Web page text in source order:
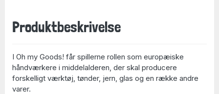
Produktbeskrivelse
I Oh my Goods! får spillerne rollen som europæiske
håndværkere i middelalderen, der skal producere
forskelligt værktøj, tønder, jern, glas og en række andre
varer.